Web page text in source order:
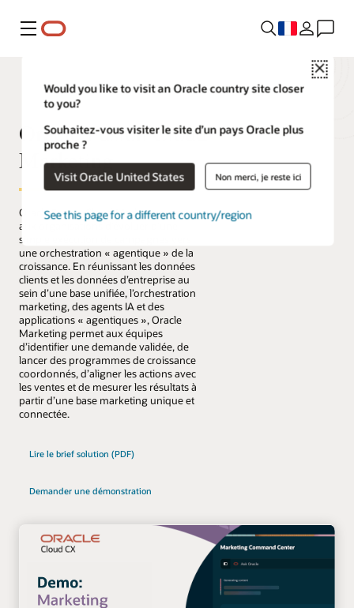
Menu
Close
Would you like to visit an Oracle country site closer
to you?
Souhaitez-vous visiter le site d’un pays Oracle plus
proche ?
Visit Oracle United States Non merci, je reste ici
See this page for a different country/region
Oracle Fusion Cloud
Marketing
Oracle Fusion Cloud Marketing permet
aux organisations d’évoluer d’une
simple exécution de campagnes vers
une orchestration « agentique » de la
croissance. En réunissant les données
clients et les données d’entreprise au
sein d’une base unifiée, l’orchestration
marketing, des agents IA et des
applications « agentiques », Oracle
Marketing permet aux équipes
d’identifier une demande validée, de
lancer des programmes de croissance
coordonnés, d’aligner les actions avec
les ventes et de mesurer les résultats à
partir d’une base marketing unique et
connectée.
Lire le brief solution (PDF)
Demander une démonstration